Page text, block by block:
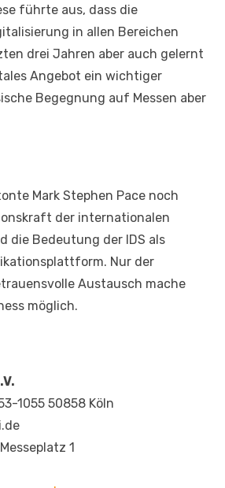
führte aus, dass die
in allen Bereichen
drei Jahren aber auch gelernt
Angebot ein wichtiger
Begegnung auf Messen aber
Mark Stephen Pace noch
der internationalen
die Bedeutung der IDS als
Nur der
Austausch mache
möglich.
1055 50858 Köln
1